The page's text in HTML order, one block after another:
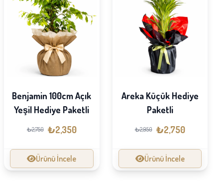
Benjamin 100cm Açık
Yeşil Hediye Paketli
₺2,750 ₺2,350
Ürünü İncele
Areka Küçük Hediye
Paketli
₺2,950 ₺2,750
Ürünü İncele